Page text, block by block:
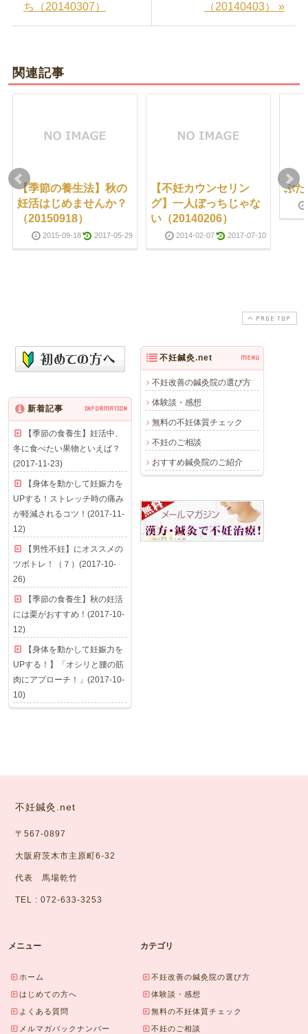
ち（20140307）
（20140403） »
関連記事
【季節の養生法】秋の
妊活はじめませんか？
（20150918）
2015-09-18 2017-05-29
【不妊カウンセリン
グ】一人ぼっちじゃな
い（20140206）
2014-02-07 2017-07-10
ぶ
PAGE TOP
不妊鍼灸.net MENU
不妊改善の鍼灸院の選び方
体験談・感想
無料の不妊体質チェック
不妊のご相談
おすすめ鍼灸院のご紹介
新着記事 INFORMATION
【季節の食養生】妊活中、
冬に食べたい果物といえば？
(2017-11-23)
【身体を動かして妊娠力を
UPする！ストレッチ時の痛み
が軽減されるコツ！(2017-11-
12)
【男性不妊】にオススメの
ツボトレ！（７）(2017-10-
26)
【季節の食養生】秋の妊活
には栗がおすすめ！(2017-10-
12)
【身体を動かして妊娠力を
UPする！】「オシリと腰の筋
肉にアプローチ！」(2017-10-
10)
不妊鍼灸.net
〒567-0897
大阪府茨木市主原町6-32
代表 馬場乾竹
TEL : 072-633-3253
メニュー
ホーム
はじめての方へ
よくある質問
メルマガバックナンバー
カテゴリ
不妊改善の鍼灸院の選び方
体験談・感想
無料の不妊体質チェック
不妊のご相談